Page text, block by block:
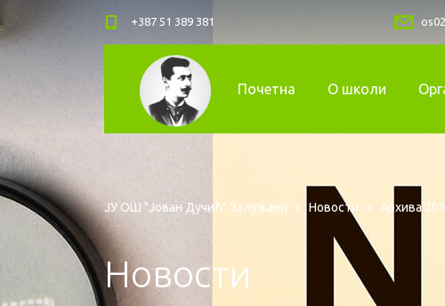
+387 51 389 381
Почетна О школи
ЈУ ОШ "Јован Дучић" Залужани > Новости > Архива
Новости